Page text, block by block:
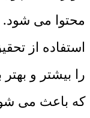
محتوا می شود.
استفاده از
را بیشتر و
که باعث می